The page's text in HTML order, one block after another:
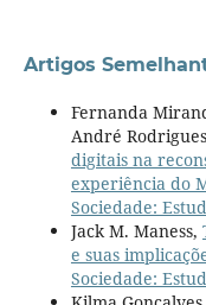
Artigos
Fernanda
André
digitais na
experiência do
Sociedade:
Jack M. Maness,
e suas
Sociedade: